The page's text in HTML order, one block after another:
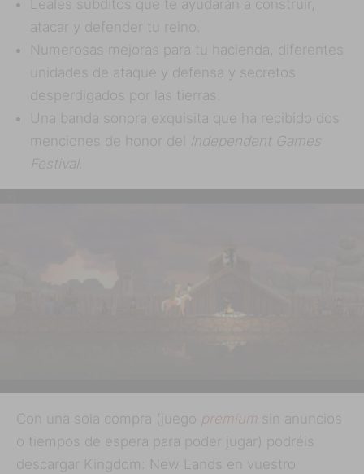
Leales súbditos que te ayudarán a construir,
atacar y defender tu reino.
Numerosas mejoras para tu hacienda, diferentes
unidades de ataque y defensa y secretos
desperdigados por las tierras.
Una banda sonora exquisita que ha recibido dos
menciones de honor del Independent Games
Festival.
Con una sola compra (juego premium sin anuncios
o tiempos de espera para poder jugar) podréis
descargar Kingdom: New Lands en vuestro